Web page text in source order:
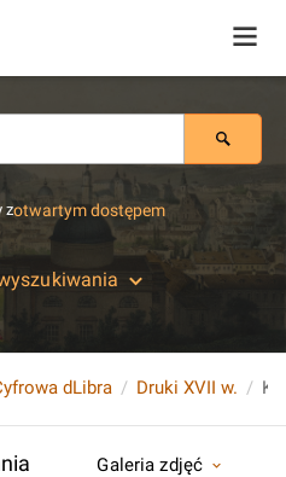
zotwartym dostępem
dLibra Druki XVII w.
Galeria zdjęć